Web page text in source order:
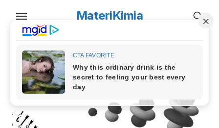
MateriKimia
aturan hund